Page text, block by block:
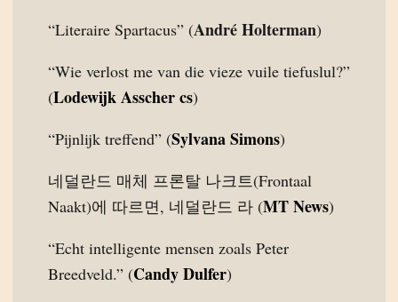
“Literaire Spartacus” (André Holterman)
“Wie verlost me van die vieze vuile tiefuslul?”
(Lodewijk Asscher cs)
“Pijnlijk treffend” (Sylvana Simons)
네덜란드 매체 프론탈 나크트(Frontaal
Naakt)에 따르면, 네덜란드 라 (MT News)
“Echt intelligente mensen zoals Peter
Breedveld.” (Candy Dulfer)